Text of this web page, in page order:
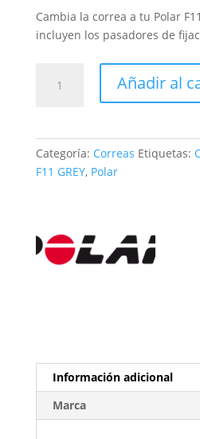
Cambia la correa a tu Polar
incluyen los pasadores de
Polar
cantidad
Añadir al
Categoría: Correas Etiquetas:
F11 GREY, Polar
Información adicional
Marca